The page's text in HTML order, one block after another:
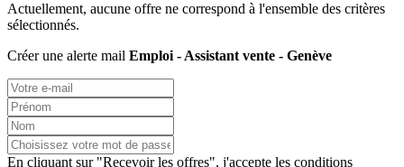
Actuellement, aucune offre ne correspond à l'ensemble des critères
sélectionnés.
Créer une alerte mail Emploi - Assistant vente - Genève
En cliquant sur "Recevoir les offres", j'accepte les conditions